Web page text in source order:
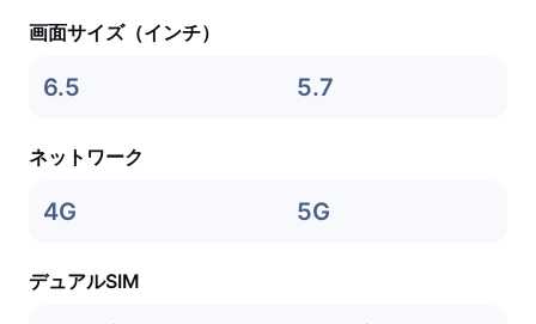
画面サイズ（インチ）
6.5 5.7
ネットワーク
4G 5G
デュアルSIM